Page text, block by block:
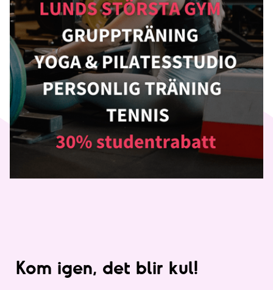
Kom igen, det blir kul!